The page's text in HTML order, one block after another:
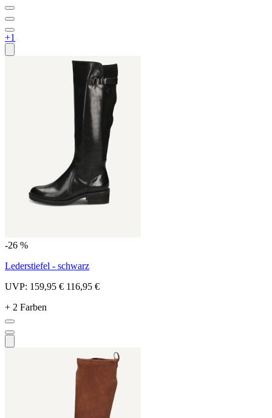
+1
-26 %
Lederstiefel - schwarz
UVP: 159,95 € 116,95 €
+ 2 Farben